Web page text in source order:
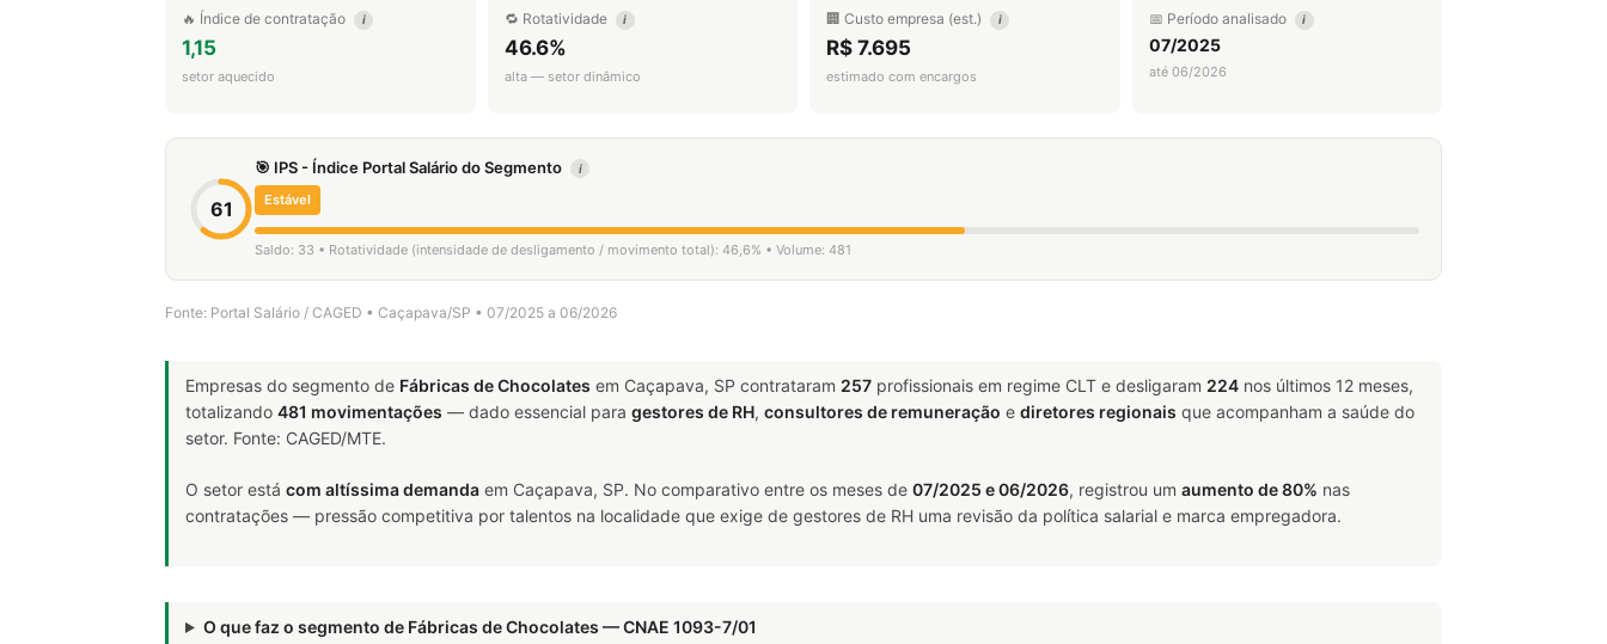
🔥 Índice de contratação i
1,15
setor aquecido
🔁 Rotatividade i
46.6%
alta — setor dinâmico
🏢 Custo empresa (est.) i
R$ 7.695
estimado com encargos
📅 Período analisado i
07/2025
até 06/2026
61
🎯 IPS - Índice Portal Salário do Segmento i
Estável
Saldo: 33 • Rotatividade (intensidade de desligamento / movimento total): 46,6% • Volume: 481
Fonte: Portal Salário / CAGED • Caçapava/SP • 07/2025 a 06/2026
Empresas do segmento de Fábricas de Chocolates em Caçapava, SP contrataram 257 profissionais em regime CLT e desligaram 224 nos últimos 12 meses,
totalizando 481 movimentações — dado essencial para gestores de RH, consultores de remuneração e diretores regionais que acompanham a saúde do
setor. Fonte: CAGED/MTE.
O setor está com altíssima demanda em Caçapava, SP. No comparativo entre os meses de 07/2025 e 06/2026, registrou um aumento de 80% nas
contratações — pressão competitiva por talentos na localidade que exige de gestores de RH uma revisão da política salarial e marca empregadora.
O que faz o segmento de Fábricas de Chocolates — CNAE 1093-7/01